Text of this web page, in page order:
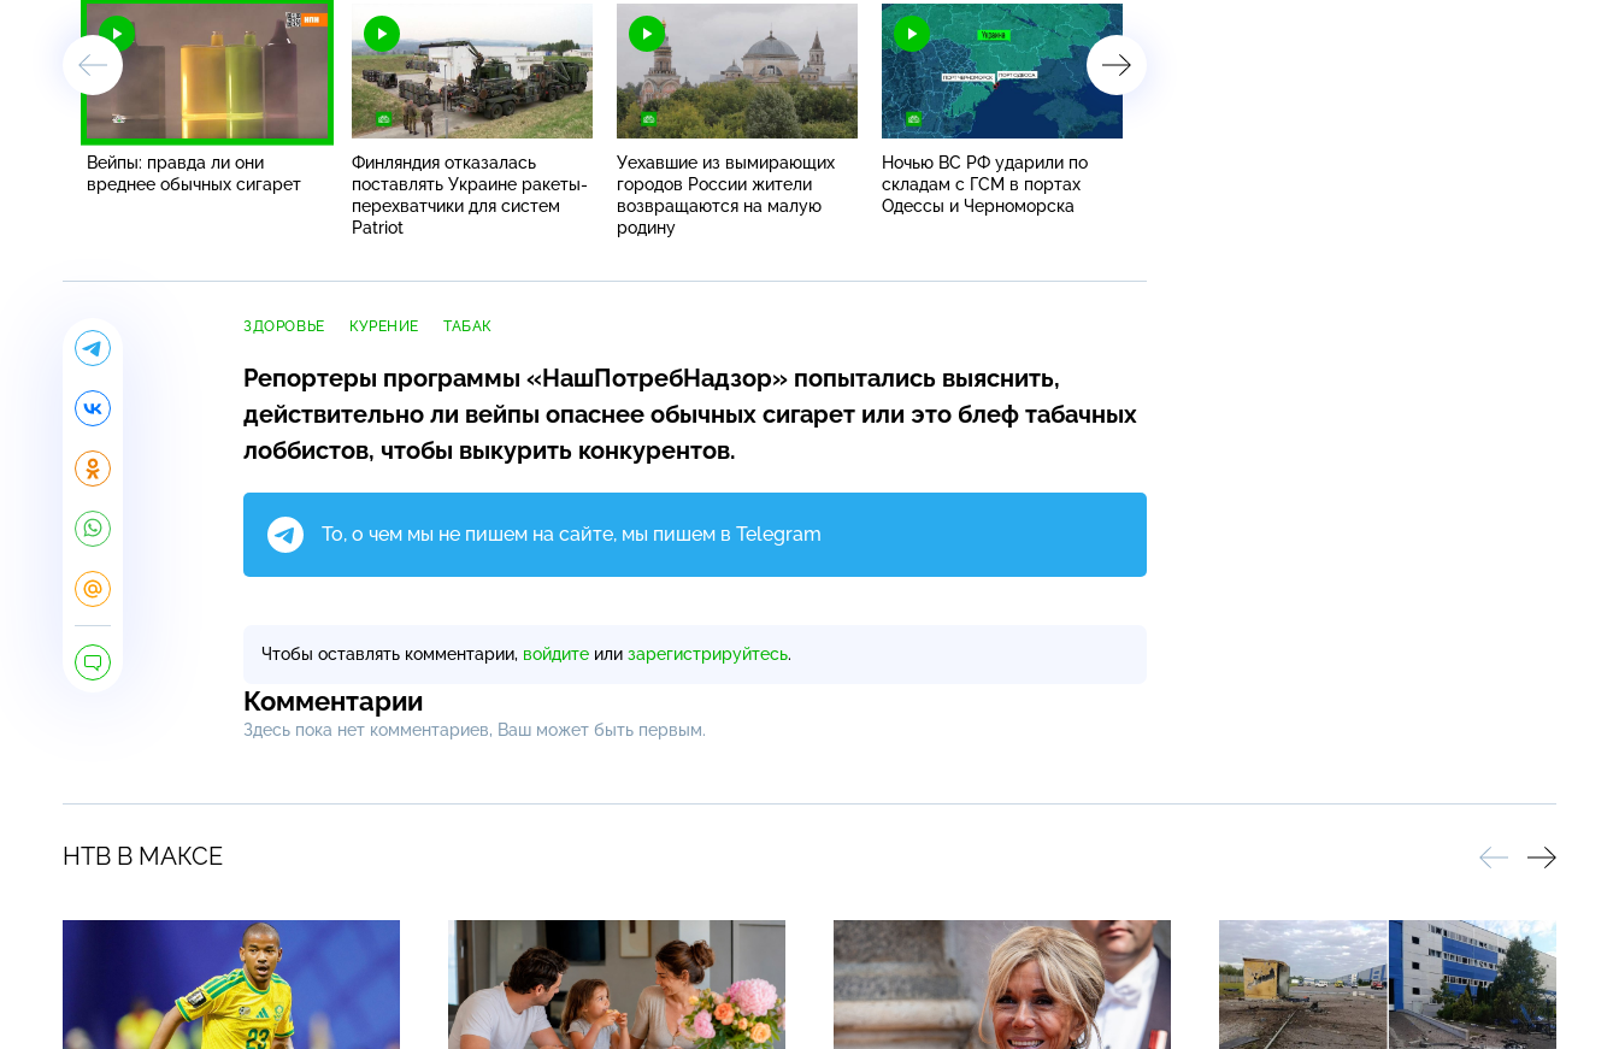
Вейпы: правда ли они
вреднее обычных сигарет
Финляндия отказалась
поставлять Украине ракеты-
перехватчики для систем
Patriot
Уехавшие из вымирающих
городов России жители
возвращаются на малую
родину
Ночью ВС РФ ударили по
складам с ГСМ в портах
Одессы и Черноморска
ЗДОРОВЬЕ КУРЕНИЕ ТАБАК
Репортеры программы «НашПотребНадзор» попытались выяснить,
действительно ли вейпы опаснее обычных сигарет или это блеф табачных
лоббистов, чтобы выкурить конкурентов.
То, о чем мы не пишем на сайте, мы пишем в Telegram
Чтобы оставлять комментарии, войдите или зарегистрируйтесь.
Комментарии
Здесь пока нет комментариев, Ваш может быть первым.
НТВ В МАКСЕ